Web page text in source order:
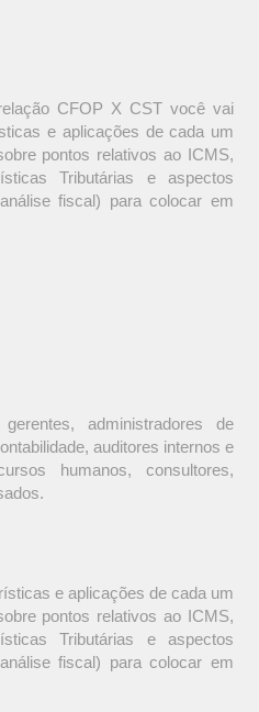
CFOP X CST você vai
e aplicações de cada um
pontos relativos ao ICMS,
Tributárias e aspectos
fiscal) para colocar em
administradores de
auditores internos e
humanos, consultores,
e aplicações de cada um
pontos relativos ao ICMS,
Tributárias e aspectos
fiscal) para colocar em